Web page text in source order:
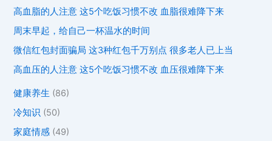
高血脂的人注意 这5个吃饭习惯不改 血脂很难降下来
周末早起，给自己一杯温水的时间
微信红包封面骗局 这3种红包千万别点 很多老人已上当
高血压的人注意 这5个吃饭习惯不改 血压很难降下来
健康养生 (86)
冷知识 (50)
家庭情感 (49)